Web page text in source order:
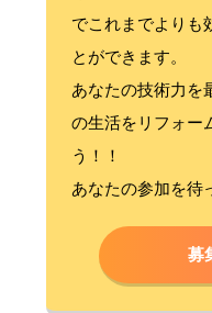
でこれまでよりも
とができます。
あなたの技術力を
の生活をリフォー
う！！
あなたの参加を待
募